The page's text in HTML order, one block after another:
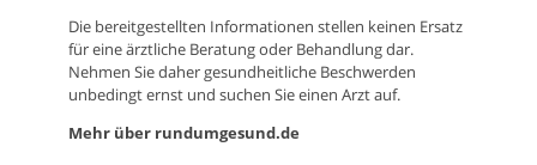
Die bereitgestellten Informationen stellen keinen Ersatz
für eine ärztliche Beratung oder Behandlung dar.
Nehmen Sie daher gesundheitliche Beschwerden
unbedingt ernst und suchen Sie einen Arzt auf.
Mehr über rundumgesund.de